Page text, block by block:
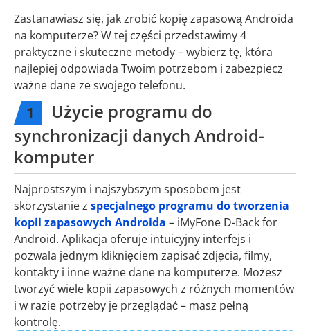
Zastanawiasz się, jak zrobić kopię zapasową Androida
na komputerze? W tej części przedstawimy 4
praktyczne i skuteczne metody – wybierz tę, która
najlepiej odpowiada Twoim potrzebom i zabezpiecz
ważne dane ze swojego telefonu.
1
Użycie programu do
synchronizacji danych Android-
komputer
Najprostszym i najszybszym sposobem jest
skorzystanie z specjalnego programu do tworzenia
kopii zapasowych Androida – iMyFone D-Back for
Android. Aplikacja oferuje intuicyjny interfejs i
pozwala jednym kliknięciem zapisać zdjęcia, filmy,
kontakty i inne ważne dane na komputerze. Możesz
tworzyć wiele kopii zapasowych z różnych momentów
i w razie potrzeby je przeglądać – masz pełną
kontrolę.